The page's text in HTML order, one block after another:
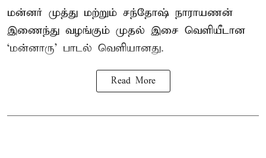
மன்னர் முத்து மற்றும் சந்தோஷ் நாராயணன்
இணைந்து வழங்கும் முதல் இசை வெளியீடான
‘மன்னாரு’ பாடல் வெளியானது.
Read More